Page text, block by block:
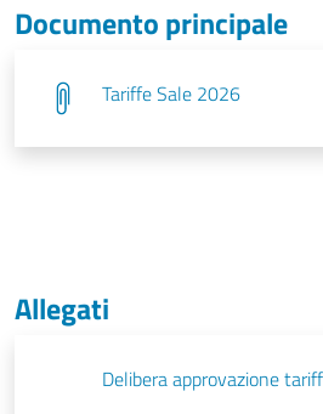
Documento principale
Tariffe Sale 2026
Allegati
Delibera approvazione